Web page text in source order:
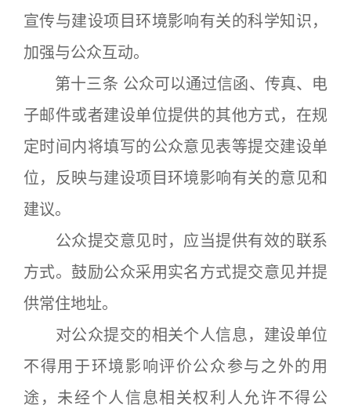
宣传与建设项目环境影响有关的科学知识，
加强与公众互动。
第十三条 公众可以通过信函、传真、电
子邮件或者建设单位提供的其他方式，在规
定时间内将填写的公众意见表等提交建设单
位，反映与建设项目环境影响有关的意见和
建议。
公众提交意见时，应当提供有效的联系
方式。鼓励公众采用实名方式提交意见并提
供常住地址。
对公众提交的相关个人信息，建设单位
不得用于环境影响评价公众参与之外的用
途，未经个人信息相关权利人允许不得公